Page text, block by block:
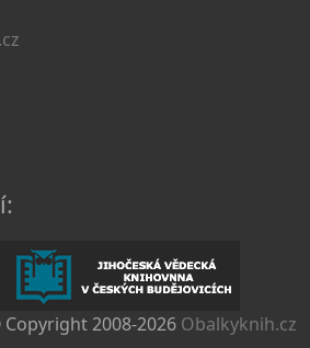
2008-2026 Obalkyknih.cz